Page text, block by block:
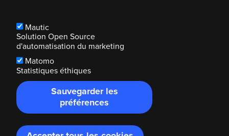
Mautic
Solution Open Source
d'automatisation du marketing
Matomo
Statistiques éthiques
Sauvegarder les
préférences